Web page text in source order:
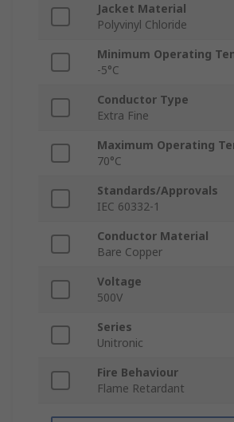
Jacket Material
Polyvinyl Chloride
Minimum Operating
-5°C
Conductor Type
Extra Fine
Maximum Operating
70°C
Standards/Approvals
IEC 60332-1
Conductor Material
Bare Copper
Voltage
500V
Series
Unitronic
Fire Behaviour
Flame Retardant